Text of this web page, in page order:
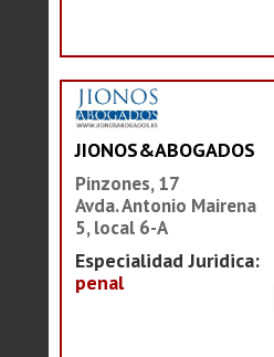
JIONOS&ABOGADOS
Pinzones, 17
Avda. Antonio Mairena
5, local 6-A
Especialidad Juridica:
penal